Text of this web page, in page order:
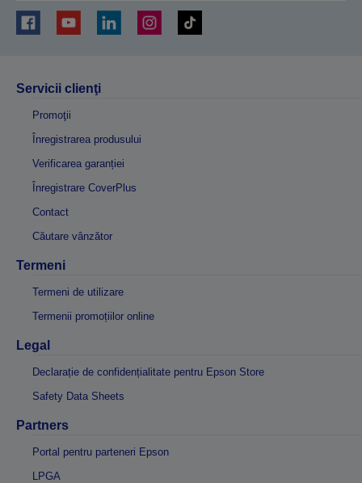
Servicii clienţi
Promoţii
Înregistrarea produsului
Verificarea garanției
Înregistrare CoverPlus
Contact
Căutare vânzător
Termeni
Termeni de utilizare
Termenii promoțiilor online
Legal
Declarație de confidențialitate pentru Epson Store
Safety Data Sheets
Partners
Portal pentru parteneri Epson
LPGA